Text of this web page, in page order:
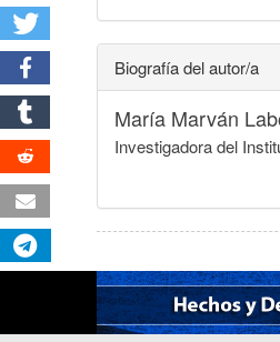
Biografía del autor/a
María Marván
Investigadora del